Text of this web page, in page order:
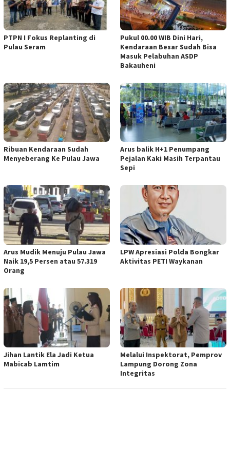
PTPN I Fokus Replanting di
Pulau Seram
Pukul 00.00 WIB Dini Hari,
Kendaraan Besar Sudah Bisa
Masuk Pelabuhan ASDP
Bakauheni
Ribuan Kendaraan Sudah
Menyeberang Ke Pulau Jawa
Arus balik H+1 Penumpang
Pejalan Kaki Masih Terpantau
Sepi
Arus Mudik Menuju Pulau Jawa
Naik 19,5 Persen atau 57.319
Orang
LPW Apresiasi Polda Bongkar
Aktivitas PETI Waykanan
Jihan Lantik Ela Jadi Ketua
Mabicab Lamtim
Melalui Inspektorat, Pemprov
Lampung Dorong Zona
Integritas